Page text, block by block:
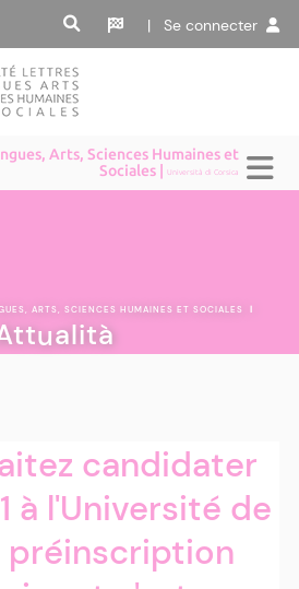
| Se connecter
Arts, Sciences Humaines et
Sociales |Università di Corsica
ARTS, SCIENCES HUMAINES ET SOCIALES |
candidater
à l'Université de
préinscription